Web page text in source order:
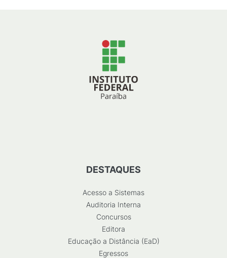
DESTAQUES
Acesso a Sistemas
Auditoria Interna
Concursos
Editora
Educação a Distância (EaD)
Egressos